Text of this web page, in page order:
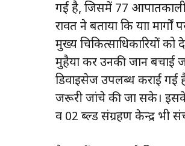
गई है, जिसमें 77
रावत ने बताया कि यात्रा
मुख्य चिकित्साधिकारियों को
मुहैया कर उनकी जान बचाई
डिवाइसेज उपलब्ध कराई गई
जरूरी जांचे की जा सके। इसके
व 02 ब्ल्ड संग्रहण केन्द्र भी